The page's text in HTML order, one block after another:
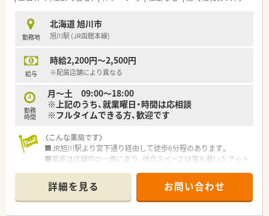
師新入社員研修」等、様々な研修制度があります。
自宅学習が可能なe-ラーニング講座、本人のキャリアアップの
ための通信教育等、豊富な研修システムがあります。
勤務地
北海道 旭川市
旭川駅 (JR函館本線)
給与
時給2,200円～2,500円
※配属店舗により異なる
勤務
時間
月～土 09:00～18:00
※上記のうち、就業曜日・時間は応相談
※フルタイムできる方、歓迎です
〈こんな薬局です〉
■JR旭川駅より宮下通り経由して徒歩6分程のあります。
■薬莢は店舗内の一角にあり、待合スペースは落ち着いたアット
■処方せんは、主に面対応です。様々な内容に対応しており、第
１類や要指導医薬品の販売は調剤室にて行っていますので、OTC
薬の知識を習得し、業務の幅を広げていくこともできます。
詳細を見る お問い合わせ